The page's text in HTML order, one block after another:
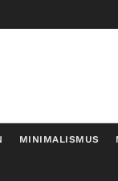
MINIMALISMUS